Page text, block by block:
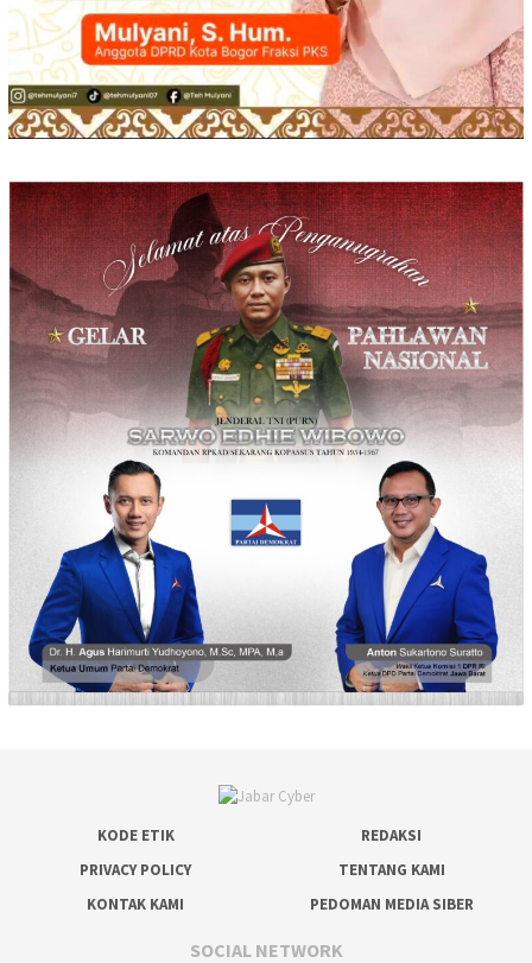
KODE ETIK
REDAKSI
PRIVACY POLICY
TENTANG KAMI
KONTAK KAMI
PEDOMAN MEDIA SIBER
SOCIAL NETWORK